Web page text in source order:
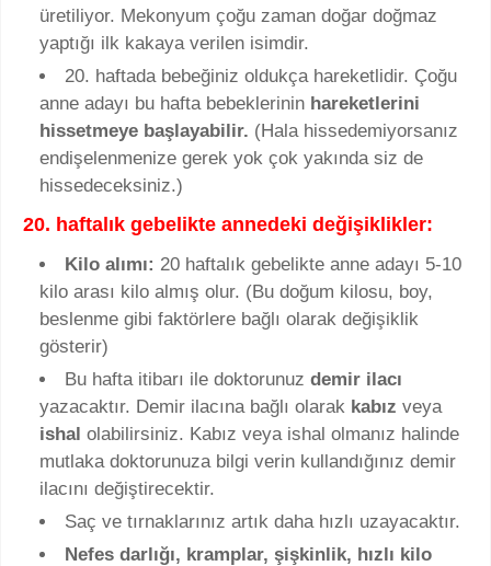
üretiliyor. Mekonyum çoğu zaman doğar doğmaz
yaptığı ilk kakaya verilen isimdir.
20. haftada bebeğiniz oldukça hareketlidir. Çoğu
anne adayı bu hafta bebeklerinin hareketlerini
hissetmeye başlayabilir. (Hala hissedemiyorsanız
endişelenmenize gerek yok çok yakında siz de
hissedeceksiniz.)
20. haftalık gebelikte annedeki değişiklikler:
Kilo alımı: 20 haftalık gebelikte anne adayı 5-10
kilo arası kilo almış olur. (Bu doğum kilosu, boy,
beslenme gibi faktörlere bağlı olarak değişiklik
gösterir)
Bu hafta itibarı ile doktorunuz demir ilacı
yazacaktır. Demir ilacına bağlı olarak kabız veya
ishal olabilirsiniz. Kabız veya ishal olmanız halinde
mutlaka doktorunuza bilgi verin kullandığınız demir
ilacını değiştirecektir.
Saç ve tırnaklarınız artık daha hızlı uzayacaktır.
Nefes darlığı, kramplar, şişkinlik, hızlı kilo